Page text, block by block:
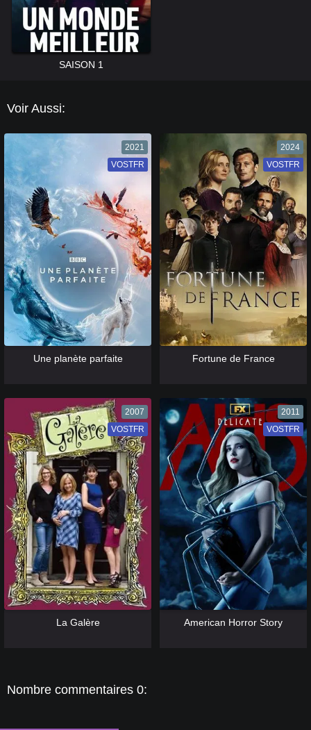
SAISON 1
Voir Aussi:
2021
VF
VOSTFR
Une planète parfaite
2024
VF
VOSTFR
Fortune de France
2007
VF
VOSTFR
La Galère
2011
VF
VOSTFR
American Horror Story
Nombre commentaires 0: